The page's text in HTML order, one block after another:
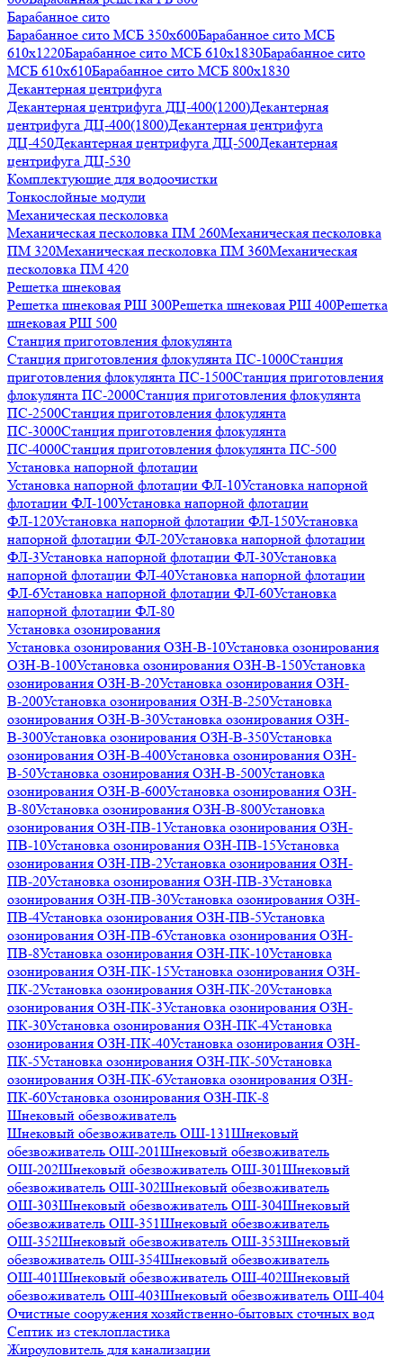
Барабанное сито
Барабанное сито МСБ 350x600Барабанное сито МСБ
610x1220Барабанное сито МСБ 610x1830Барабанное сито
МСБ 610x610Барабанное сито МСБ 800x1830
Декантерная центрифуга
Декантерная центрифуга ДЦ-400(1200)Декантерная
центрифуга ДЦ-400(1800)Декантерная центрифуга
ДЦ-450Декантерная центрифуга ДЦ-500Декантерная
центрифуга ДЦ-530
Комплектующие для водоочистки
Тонкослойные модули
Механическая песколовка
Механическая песколовка ПM 260Механическая песколовка
ПM 320Механическая песколовка ПM 360Механическая
песколовка ПM 420
Решетка шнековая
Решетка шнековая РШ 300Решетка шнековая РШ 400Решетка
шнековая РШ 500
Станция приготовления флокулянта
Станция приготовления флокулянта ПС-1000Станция
приготовления флокулянта ПС-1500Станция приготовления
флокулянта ПС-2000Станция приготовления флокулянта
ПС-2500Станция приготовления флокулянта
ПС-3000Станция приготовления флокулянта
ПС-4000Станция приготовления флокулянта ПС-500
Установка напорной флотации
Установка напорной флотации ФЛ-10Установка напорной
флотации ФЛ-100Установка напорной флотации
ФЛ-120Установка напорной флотации ФЛ-150Установка
напорной флотации ФЛ-20Установка напорной флотации
ФЛ-3Установка напорной флотации ФЛ-30Установка
напорной флотации ФЛ-40Установка напорной флотации
ФЛ-6Установка напорной флотации ФЛ-60Установка
напорной флотации ФЛ-80
Установка озонирования
Установка озонирования ОЗН-В-10Установка озонирования
ОЗН-В-100Установка озонирования ОЗН-В-150Установка
озонирования ОЗН-В-20Установка озонирования ОЗН-
В-200Установка озонирования ОЗН-В-250Установка
озонирования ОЗН-В-30Установка озонирования ОЗН-
В-300Установка озонирования ОЗН-В-350Установка
озонирования ОЗН-В-400Установка озонирования ОЗН-
В-50Установка озонирования ОЗН-В-500Установка
озонирования ОЗН-В-600Установка озонирования ОЗН-
В-80Установка озонирования ОЗН-В-800Установка
озонирования ОЗН-ПВ-1Установка озонирования ОЗН-
ПВ-10Установка озонирования ОЗН-ПВ-15Установка
озонирования ОЗН-ПВ-2Установка озонирования ОЗН-
ПВ-20Установка озонирования ОЗН-ПВ-3Установка
озонирования ОЗН-ПВ-30Установка озонирования ОЗН-
ПВ-4Установка озонирования ОЗН-ПВ-5Установка
озонирования ОЗН-ПВ-6Установка озонирования ОЗН-
ПВ-8Установка озонирования ОЗН-ПК-10Установка
озонирования ОЗН-ПК-15Установка озонирования ОЗН-
ПК-2Установка озонирования ОЗН-ПК-20Установка
озонирования ОЗН-ПК-3Установка озонирования ОЗН-
ПК-30Установка озонирования ОЗН-ПК-4Установка
озонирования ОЗН-ПК-40Установка озонирования ОЗН-
ПК-5Установка озонирования ОЗН-ПК-50Установка
озонирования ОЗН-ПК-6Установка озонирования ОЗН-
ПК-60Установка озонирования ОЗН-ПК-8
Шнековый обезвоживатель
Шнековый обезвоживатель ОШ-131Шнековый
обезвоживатель ОШ-201Шнековый обезвоживатель
ОШ-202Шнековый обезвоживатель ОШ-301Шнековый
обезвоживатель ОШ-302Шнековый обезвоживатель
ОШ-303Шнековый обезвоживатель ОШ-304Шнековый
обезвоживатель ОШ-351Шнековый обезвоживатель
ОШ-352Шнековый обезвоживатель ОШ-353Шнековый
обезвоживатель ОШ-354Шнековый обезвоживатель
ОШ-401Шнековый обезвоживатель ОШ-402Шнековый
обезвоживатель ОШ-403Шнековый обезвоживатель ОШ-404
Очистные сооружения хозяйственно-бытовых сточных вод
Септик из стеклопластика
Жироуловитель для канализации